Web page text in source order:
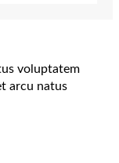
voluptatem
arcu natus